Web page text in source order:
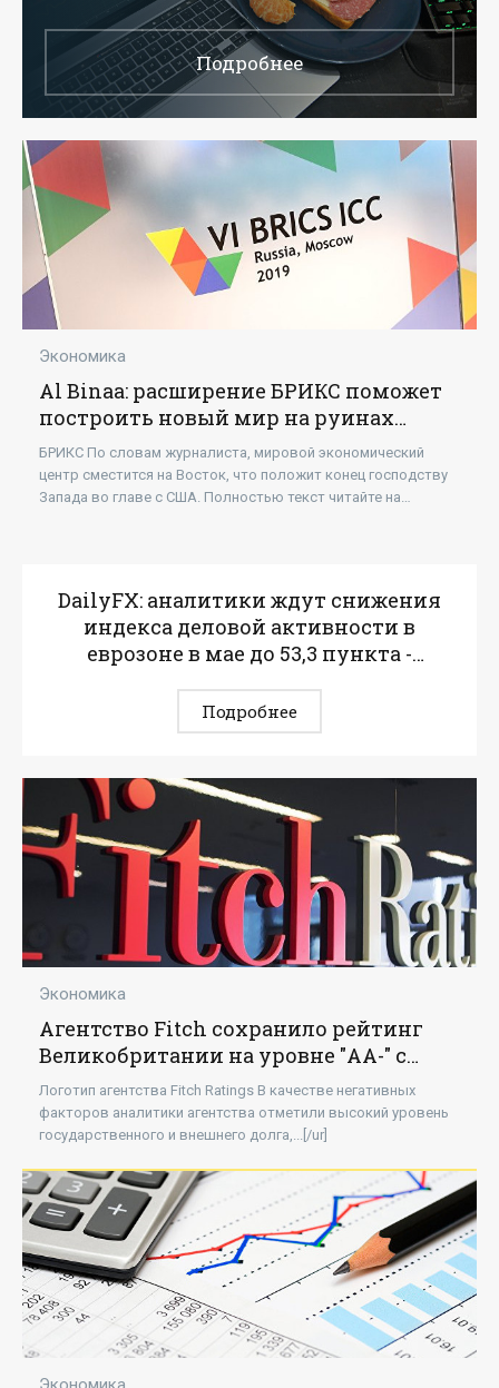
Подробнее
Экономика
Al Binaa: расширение БРИКС поможет
построить новый мир на руинах
американской гегемонии -
«Экономика»
БРИКС По словам журналиста, мировой экономический
центр сместится на Восток, что положит конец господству
Запада во главе с США. Полностью текст читайте на
DailyFX: аналитики ждут снижения
индекса деловой активности в
еврозоне в мае до 53,3 пункта -
Подробнее
Экономика
Агентство Fitch сохранило рейтинг
Великобритании на уровне "АА-" с
негативным прогнозом - «Экономика»
Логотип агентства Fitch Ratings В качестве негативных
факторов аналитики агентства отметили высокий уровень
государственного и внешнего долга,...[/ur]